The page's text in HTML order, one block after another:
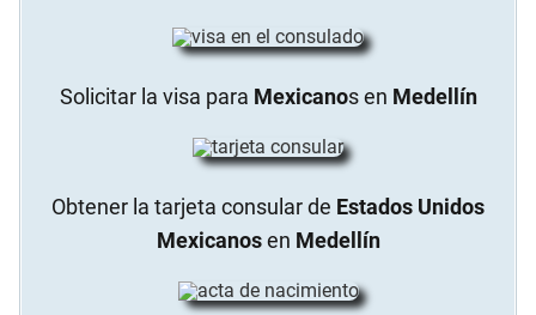
Solicitar la visa para Mexicanos en Medellín
Obtener la tarjeta consular de Estados Unidos
Mexicanosen Medellín